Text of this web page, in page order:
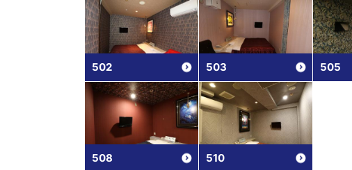
502 503 505
508 510